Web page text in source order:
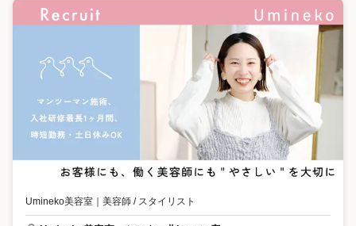
Umineko美容室 ｜ 美容師 / スタイリスト